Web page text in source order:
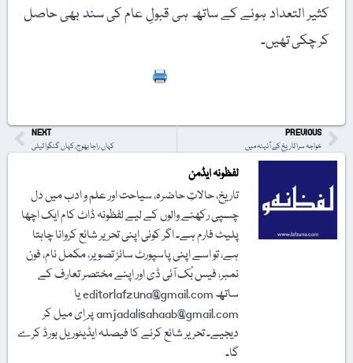
کثیر التعداد ہونے کے ساتھ ہی قبولِ عام کی سند بھی حاصل
کر چکی تھیں۔
PREVIOUS
خواجہ سرا تاریخ کے آئینہ میں
NEXT
کہاں راجا بھوج، کہاں گنگوا تیلی
لفظونہ ایڈمن
تاریخ، حالاتِ حاضرہ، سیاحت اور علم و ادب میں دل
چسپی رکھنے والوں کے لیے لفظونہ ڈاٹ کام ایک اچھا
پلیٹ فارم ہے۔ اگر کوئی اپنی تحریر شائع کروانا چاہتا
ہے، تو اسے اپنی پاسپورٹ سائز تصویر، مکمل نام، فون
نمبر، فیس بُک آئی ڈی اور اپنے مختصر تعارف کے
ساتھ editorlafzuna@gmail.com یا
amjadalisahaab@gmail.com پر اِی میل کر
دیجیے۔ تحریر شائع کرنے کا فیصلہ ایڈیٹوریل بورڈ کرے
گا۔